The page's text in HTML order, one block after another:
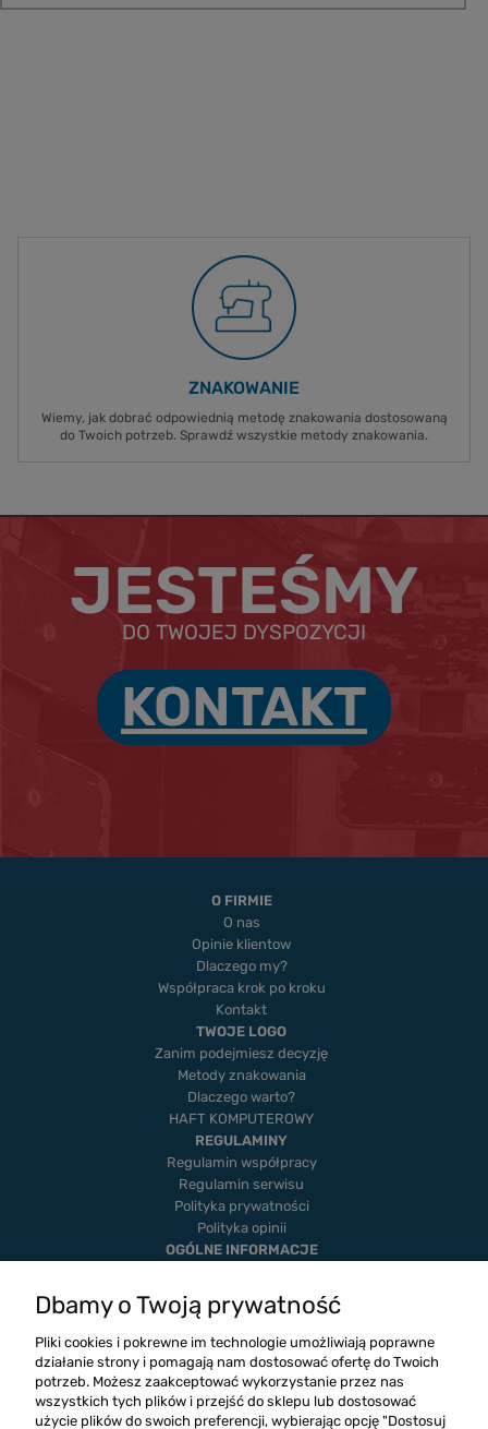
ZNAKOWANIE
Wiemy, jak dobrać odpowiednią metodę znakowania dostosowaną
do Twoich potrzeb. Sprawdź wszystkie metody znakowania.
JESTEŚMY
DO TWOJEJ DYSPOZYCJI
KONTAKT
O FIRMIE
O nas
Opinie klientow
Dlaczego my?
Współpraca krok po kroku
Kontakt
TWOJE LOGO
Zanim podejmiesz decyzję
Metody znakowania
Dlaczego warto?
HAFT KOMPUTEROWY
REGULAMINY
Regulamin współpracy
Regulamin serwisu
Polityka prywatności
Polityka opinii
OGÓLNE INFORMACJE
Twoje zamówienia
Ustawienia konta
Blog
Dbamy o Twoją prywatność
Pliki cookies i pokrewne im technologie umożliwiają poprawne
działanie strony i pomagają nam dostosować ofertę do Twoich
potrzeb. Możesz zaakceptować wykorzystanie przez nas
wszystkich tych plików i przejść do sklepu lub dostosować
użycie plików do swoich preferencji, wybierając opcję "Dostosuj